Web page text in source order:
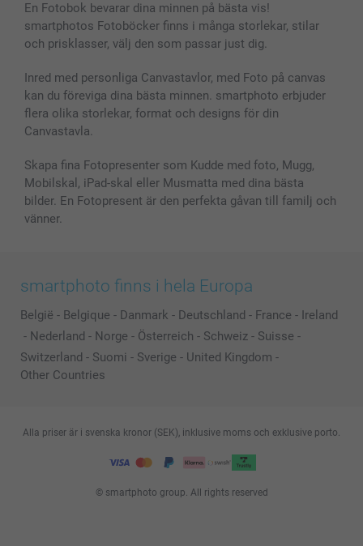
Skal till Mobil & Surfplatta
MyNameBook
Fotoramar & Tillbehör
Presentkort
Alla fotoprodukter
Sitemap
Villkor och garantier
smartbonus
Priser & betalning
En Fotobok bevarar dina minnen på bästa vis!
smartphotos Fotoböcker finns i många storlekar, stilar
och prisklasser, välj den som passar just dig.
Inred med personliga Canvastavlor, med Foto på canvas
kan du föreviga dina bästa minnen. smartphoto erbjuder
flera olika storlekar, format och designs för din
Canvastavla.
Skapa fina Fotopresenter som Kudde med foto, Mugg,
Mobilskal, iPad-skal eller Musmatta med dina bästa
bilder. En Fotopresent är den perfekta gåvan till familj och
vänner.
smartphoto finns i hela Europa
België - Belgique - Danmark - Deutschland - France - Ireland
- Nederland - Norge - Österreich - Schweiz - Suisse -
Switzerland - Suomi - Sverige - United Kingdom -
Other Countries
© smartphoto group. All rights reserved
Alla priser är i svenska kronor (SEK), inklusive moms och exklusive porto.